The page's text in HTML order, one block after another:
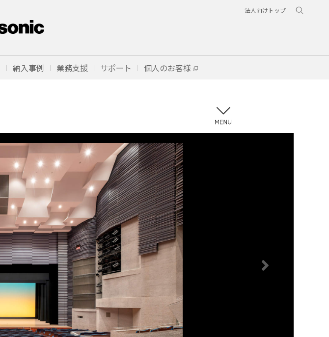
法人向けトップ
納入事例 業務支援 サポート 個人のお客様